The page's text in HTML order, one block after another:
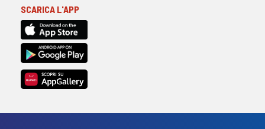
SCARICA L'APP